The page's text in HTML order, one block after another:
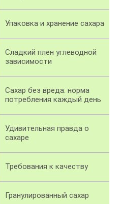
Упаковка и хранение сахара
Сладкий плен углеводной
зависимости
Сахар без вреда: норма
потребления каждый день
Удивительная правда о
сахаре
Требования к качеству
Гранулированный сахар